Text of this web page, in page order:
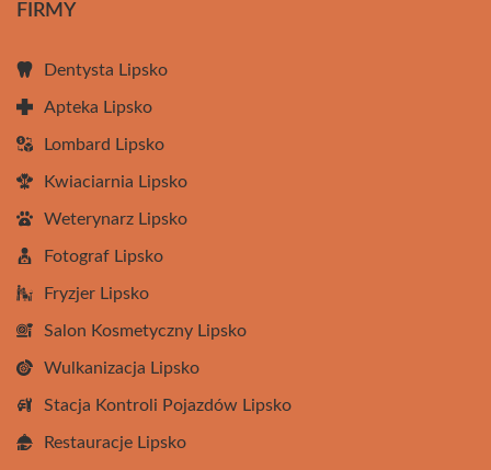
FIRMY
Dentysta Lipsko
Apteka Lipsko
Lombard Lipsko
Kwiaciarnia Lipsko
Weterynarz Lipsko
Fotograf Lipsko
Fryzjer Lipsko
Salon Kosmetyczny Lipsko
Wulkanizacja Lipsko
Stacja Kontroli Pojazdów Lipsko
Restauracje Lipsko